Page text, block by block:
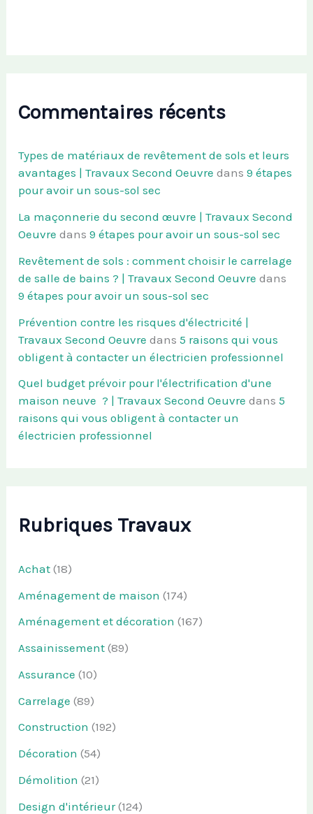
Commentaires récents
Types de matériaux de revêtement de sols et leurs
avantages | Travaux Second Oeuvre dans9 étapes
pour avoir un sous-sol sec
La maçonnerie du second œuvre | Travaux Second
Oeuvre dans9 étapes pour avoir un sous-sol sec
Revêtement de sols : comment choisir le carrelage
de salle de bains ? | Travaux Second Oeuvre dans
9 étapes pour avoir un sous-sol sec
Prévention contre les risques d'électricité |
Travaux Second Oeuvre dans5 raisons qui vous
obligent à contacter un électricien professionnel
Quel budget prévoir pour l'électrification d'une
maison neuve ? | Travaux Second Oeuvre dans5
raisons qui vous obligent à contacter un
électricien professionnel
Rubriques Travaux
Achat (18)
Aménagement de maison (174)
Aménagement et décoration (167)
Assainissement (89)
Assurance (10)
Carrelage (89)
Construction (192)
Décoration (54)
Démolition (21)
Design d'intérieur(124)